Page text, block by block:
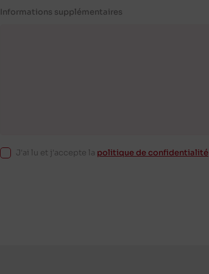
Informations supplémentaires
J'ai lu et j'accepte la politique de confidentialité